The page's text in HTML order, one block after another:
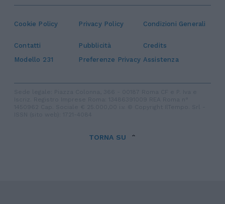
Cookie Policy Privacy Policy Condizioni Generali
Contatti Pubblicità
Credits
Modello 231
Preferenze Privacy Assistenza
TORNA SU